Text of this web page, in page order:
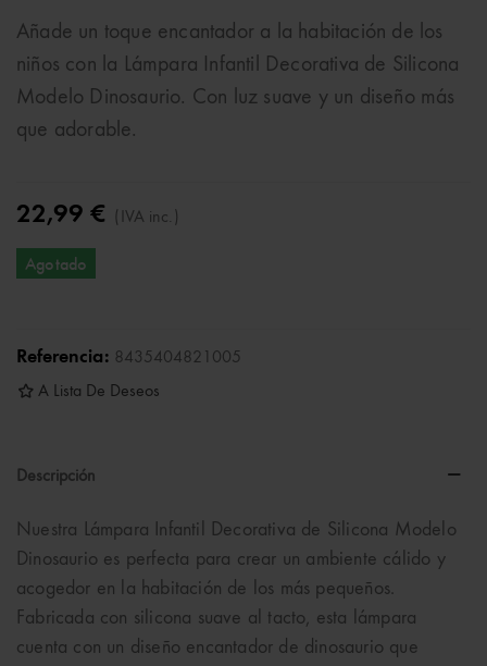
Añade un toque encantador a la habitación de los
niños con la Lámpara Infantil Decorativa de Silicona
Modelo Dinosaurio. Con luz suave y un diseño más
que adorable.
22,99 € (IVA inc.)
Agotado
Referencia: 8435404821005
A Lista De Deseos
Descripción
Nuestra Lámpara Infantil Decorativa de Silicona Modelo
Dinosaurio es perfecta para crear un ambiente cálido y
acogedor en la habitación de los más pequeños.
Fabricada con silicona suave al tacto, esta lámpara
cuenta con un diseño encantador de dinosaurio que